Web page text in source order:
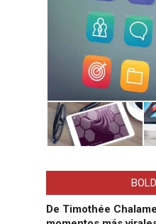
De Timothée